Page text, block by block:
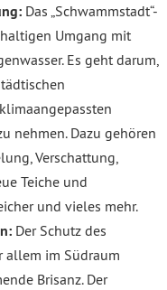
Das „Schwammstadt“-
Umgang mit
Es geht darum,
nehmen. Dazu gehören
Verschattung,
Teiche und
und vieles mehr.
Der Schutz des
allem im Südraum
Brisanz. Der